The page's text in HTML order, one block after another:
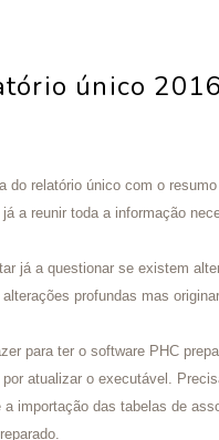
único 2016
do relatório único com o
a reunir toda a informação
já a questionar se existem
alterações profundas mas
para ter o software PHC
por atualizar o executável.
a importação das tabelas de